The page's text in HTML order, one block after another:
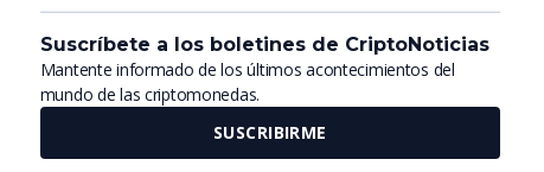
Suscríbete a los boletines de CriptoNoticias
Mantente informado de los últimos acontecimientos del
mundo de las criptomonedas.
SUSCRIBIRME